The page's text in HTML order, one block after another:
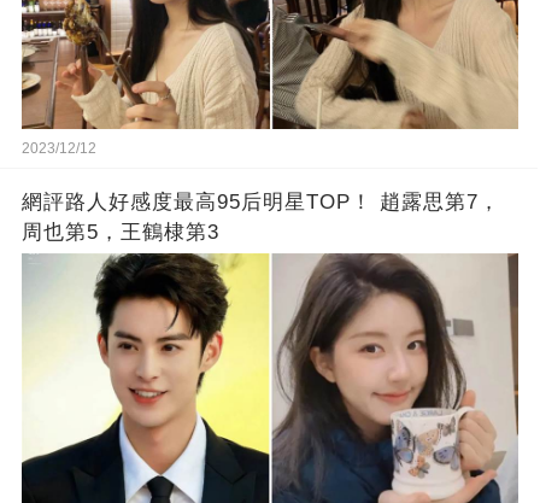
2023/12/12
網評路人好感度最高95后明星TOP！ 趙露思第7，
周也第5，王鶴棣第3